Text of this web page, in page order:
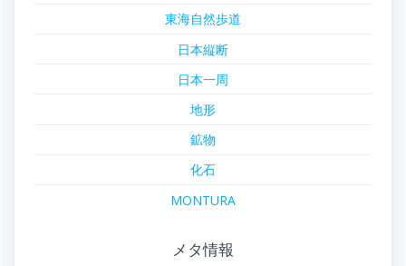
東海自然歩道
日本縦断
日本一周
地形
鉱物
化石
MONTURA
メタ情報